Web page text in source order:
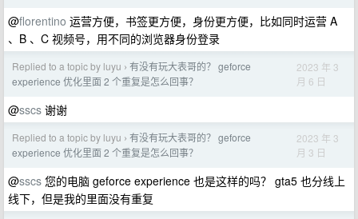
@florentino 运营方便，书签更方便，身份更方便，比如同时运营 A
、B 、C 视频号，用不同的浏览器身份登录
Replied to a topic by luyu › 有没有玩大表哥的？ geforce
experience 优化里面 2 个重复是怎么回事？
2023 年 3
月 6 日
@sscs 谢谢
Replied to a topic by luyu › 有没有玩大表哥的？ geforce
experience 优化里面 2 个重复是怎么回事？
2023 年 3
月 3 日
@sscs 您的电脑 geforce experience 也是这样的吗？ gta5 也分线上
线下，但是我的里面没有重复